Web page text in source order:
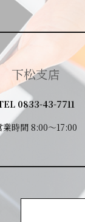
下松支店
0833-43-7711
業時間 8:00～17:00